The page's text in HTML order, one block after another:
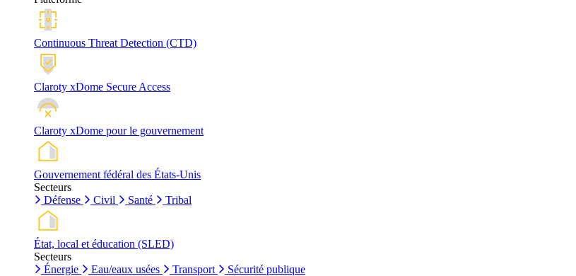
Continuous Threat Detection (CTD)
Claroty xDome Secure Access
Claroty xDome pour le gouvernement
Gouvernement fédéral des États-Unis
Secteurs
Défense
Civil Santé Tribal
État, local et éducation (SLED)
Secteurs
Énergie
Eau/eaux usées Transport Sécurité publique